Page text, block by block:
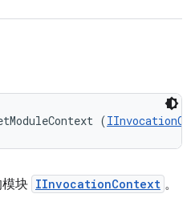
(
块 IInvocationContext 。